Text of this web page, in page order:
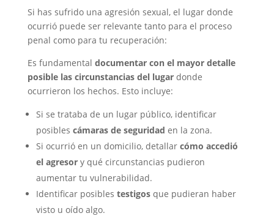
Si has sufrido una agresión sexual, el lugar donde
ocurrió puede ser relevante tanto para el proceso
penal como para tu recuperación:
Es fundamental documentar con el mayor detalle
posible las circunstancias del lugardonde
ocurrieron los hechos. Esto incluye:
Si se trataba de un lugar público, identificar
posibles cámaras de seguridad en la zona.
Si ocurrió en un domicilio, detallar cómo accedió
el agresory qué circunstancias pudieron
aumentar tu vulnerabilidad.
Identificar posibles testigosque pudieran haber
visto u oído algo.